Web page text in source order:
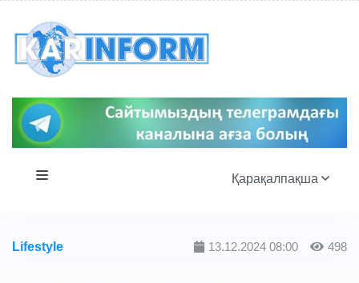
Қарақалпақша
Lifestyle 13.12.2024 08:00 498